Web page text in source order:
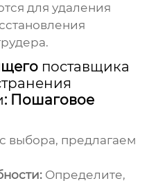
для удаления
поставщика
: Пошаговое
выбора, предлагаем
Определите,